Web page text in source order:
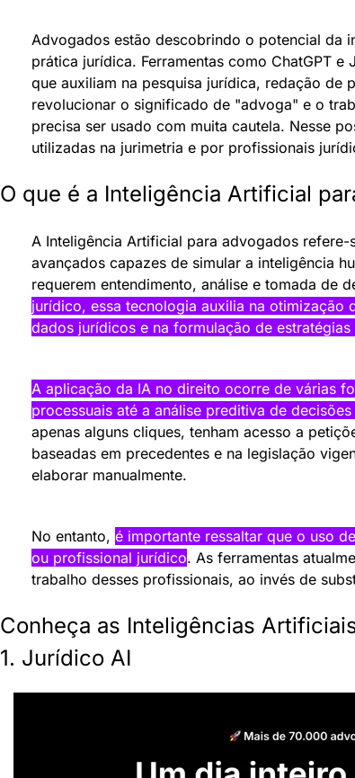
Advogados estão descobrindo o potencial da
prática jurídica. Ferramentas como ChatGPT
que auxiliam na pesquisa jurídica, redação de
revolucionar o significado de "advoga" e o
precisa ser usado com muita cautela. Nesse
utilizadas na jurimetria e por profissionais
O que é a Inteligência Artificial
A Inteligência Artificial para advogados
avançados capazes de simular a inteligência
requerem entendimento, análise e tomada de
jurídico, essa tecnologia auxilia na otimização
dados jurídicos e na formulação de
A aplicação da IA no direito ocorre de várias
processuais até a análise preditiva de
apenas alguns cliques, tenham acesso a
baseadas em precedentes e na legislação
elaborar manualmente.
No entanto, é importante ressaltar que o uso
ou profissional jurídico. As ferramentas
trabalho desses profissionais, ao invés de
Conheça as Inteligências
1. Jurídico AI